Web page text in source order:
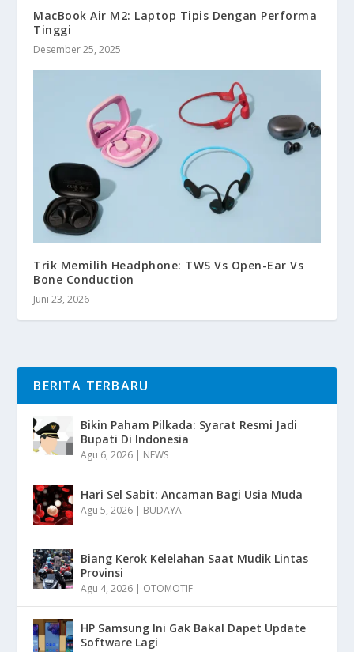
MacBook Air M2: Laptop Tipis Dengan Performa
Tinggi
Desember 25, 2025
Trik Memilih Headphone: TWS Vs Open-Ear Vs
Bone Conduction
Juni 23, 2026
BERITA TERBARU
Bikin Paham Pilkada: Syarat Resmi Jadi
Bupati Di Indonesia
Agu 6, 2026 | NEWS
Hari Sel Sabit: Ancaman Bagi Usia Muda
Agu 5, 2026 | BUDAYA
Biang Kerok Kelelahan Saat Mudik Lintas
Provinsi
Agu 4, 2026 | OTOMOTIF
HP Samsung Ini Gak Bakal Dapet Update
Software Lagi